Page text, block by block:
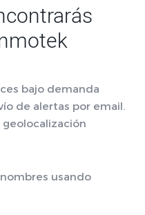
bajo demanda
de alertas por email.
geolocalización
usando